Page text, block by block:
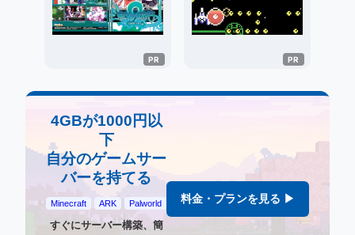
4GBが1000円以
下
自分のゲームサー
バーを持てる
Minecraft ARK Palworld
すぐにサーバー構築、簡
料金・プランを見る ▶